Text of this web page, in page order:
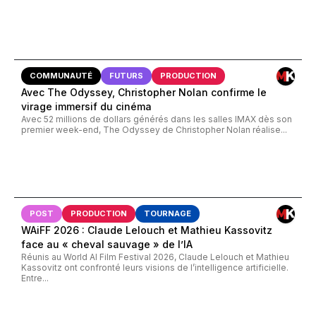
COMMUNAUTÉ FUTURS PRODUCTION
Avec The Odyssey, Christopher Nolan confirme le
virage immersif du cinéma
Avec 52 millions de dollars générés dans les salles IMAX dès son
premier week-end, The Odyssey de Christopher Nolan réalise...
POST PRODUCTION TOURNAGE
WAiFF 2026 : Claude Lelouch et Mathieu Kassovitz
face au « cheval sauvage » de l’IA
Réunis au World AI Film Festival 2026, Claude Lelouch et Mathieu
Kassovitz ont confronté leurs visions de l’intelligence artificielle.
Entre...